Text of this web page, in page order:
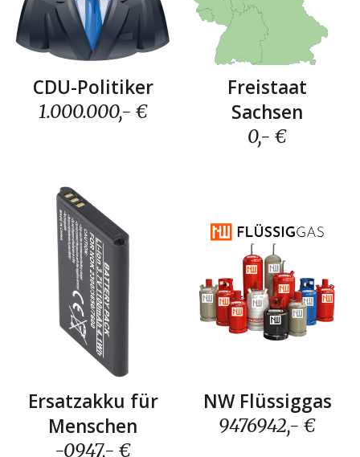
CDU-Politiker
1.000.000,- €
Freistaat
Sachsen
0,- €
Ersatzakku für
Menschen
-0947,- €
NW Flüssiggas
9476942,- €